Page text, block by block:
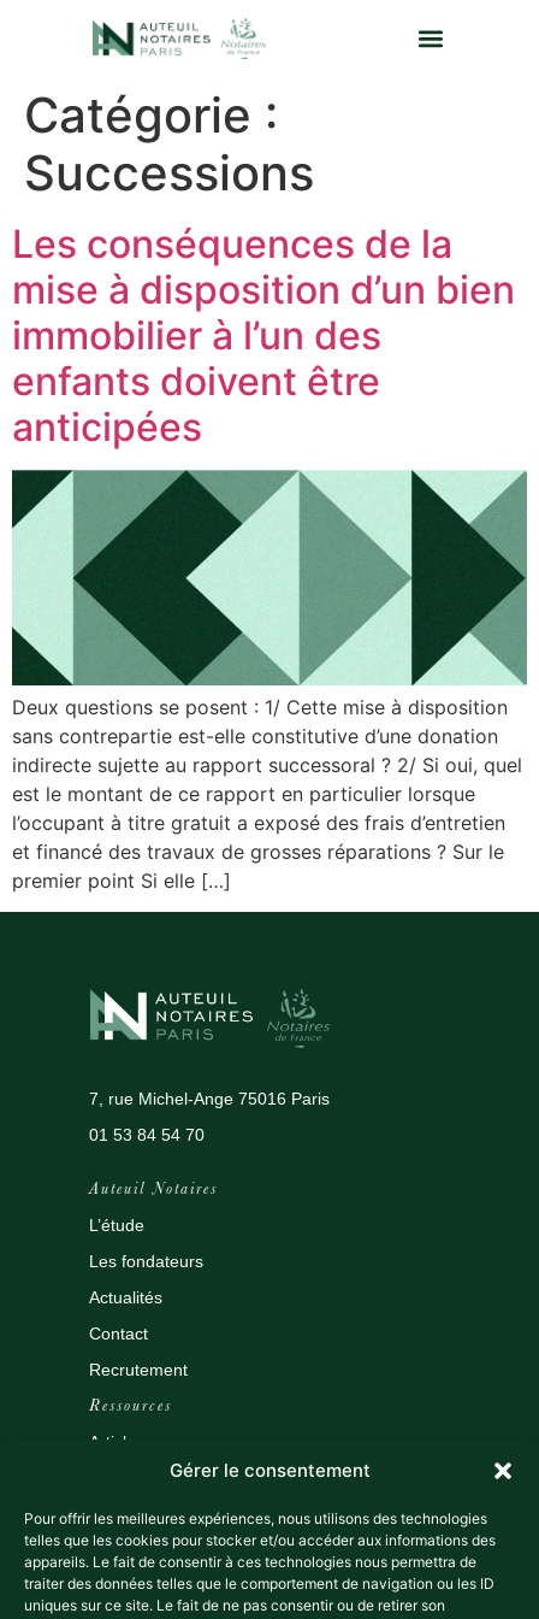
Gérer le consentement
Pour offrir les meilleures expériences, nous utilisons des technologies
telles que les cookies pour stocker et/ou accéder aux informations des
appareils. Le fait de consentir à ces technologies nous permettra de
traiter des données telles que le comportement de navigation ou les ID
uniques sur ce site. Le fait de ne pas consentir ou de retirer son
Catégorie :
Successions
Les conséquences de la
mise à disposition d’un bien
immobilier à l’un des
enfants doivent être
anticipées
Deux questions se posent : 1/ Cette mise à disposition
sans contrepartie est-elle constitutive d’une donation
indirecte sujette au rapport successoral ? 2/ Si oui, quel
est le montant de ce rapport en particulier lorsque
l’occupant à titre gratuit a exposé des frais d’entretien
et financé des travaux de grosses réparations ? Sur le
premier point Si elle […]
7, rue Michel-Ange 75016 Paris
01 53 84 54 70
Auteuil Notaires
L’étude
Les fondateurs
Actualités
Contact
Recrutement
Ressources
Articles
Tarifs
Espace client
Data room